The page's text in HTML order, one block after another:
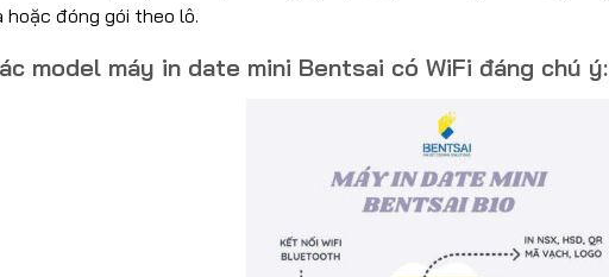
hoặc đóng gói theo lô.
model máy in date mini Bentsai có WiFi đáng chú ý: